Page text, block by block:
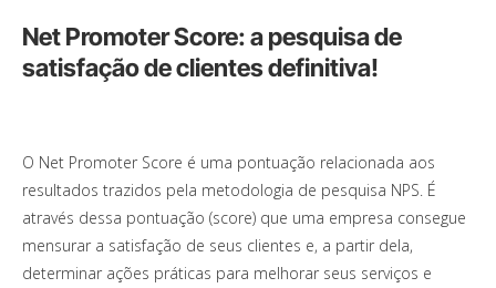
Net Promoter Score: a pesquisa de
satisfação de clientes definitiva!
O Net Promoter Score é uma pontuação relacionada aos
resultados trazidos pela metodologia de pesquisa NPS. É
através dessa pontuação (score) que uma empresa consegue
mensurar a satisfação de seus clientes e, a partir dela,
determinar ações práticas para melhorar seus serviços e